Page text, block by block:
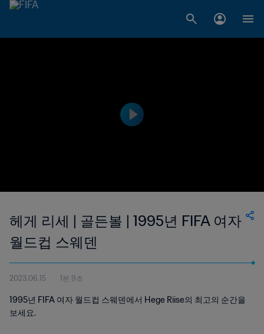
헤게 리세 | 골든볼 | 1995년 FIFA 여자
월드컵 스웨덴
2023.06.15 1분 9초
1995년 FIFA 여자 월드컵 스웨덴에서 Hege Riise의 최고의 순간을
보세요.